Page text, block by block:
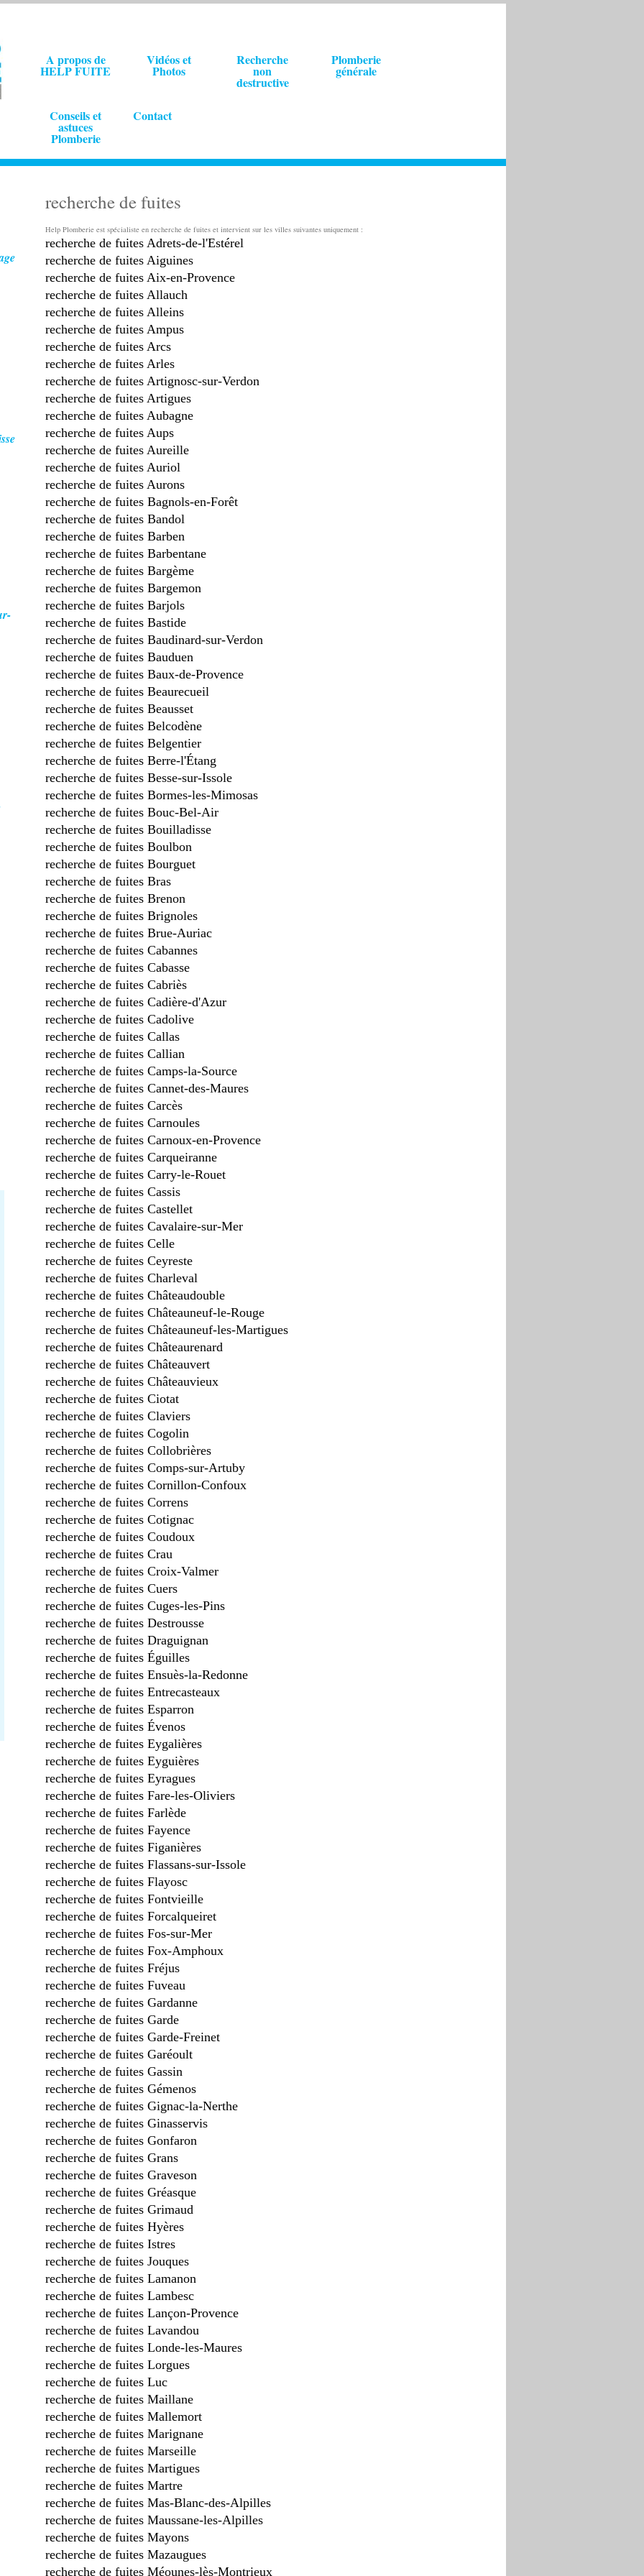
A propos de
HELP FUITE
Vidéos et
Photos
Recherche
non
destructive
Plomberie
générale
Conseils et
astuces
Plomberie
Contact
recherche de fuites
Help Plomberie est spécialiste en recherche de fuites et intervient sur les villes suivantes uniquement :
recherche de fuites Adrets-de-l'Estérel
recherche de fuites Aiguines
recherche de fuites Aix-en-Provence
recherche de fuites Allauch
recherche de fuites Alleins
recherche de fuites Ampus
recherche de fuites Arcs
recherche de fuites Arles
recherche de fuites Artignosc-sur-Verdon
recherche de fuites Artigues
recherche de fuites Aubagne
recherche de fuites Aups
recherche de fuites Aureille
recherche de fuites Auriol
recherche de fuites Aurons
recherche de fuites Bagnols-en-Forêt
recherche de fuites Bandol
recherche de fuites Barben
recherche de fuites Barbentane
recherche de fuites Bargème
recherche de fuites Bargemon
recherche de fuites Barjols
recherche de fuites Bastide
recherche de fuites Baudinard-sur-Verdon
recherche de fuites Bauduen
recherche de fuites Baux-de-Provence
recherche de fuites Beaurecueil
recherche de fuites Beausset
recherche de fuites Belcodène
recherche de fuites Belgentier
recherche de fuites Berre-l'Étang
recherche de fuites Besse-sur-Issole
recherche de fuites Bormes-les-Mimosas
recherche de fuites Bouc-Bel-Air
recherche de fuites Bouilladisse
recherche de fuites Boulbon
recherche de fuites Bourguet
recherche de fuites Bras
recherche de fuites Brenon
recherche de fuites Brignoles
recherche de fuites Brue-Auriac
recherche de fuites Cabannes
recherche de fuites Cabasse
recherche de fuites Cabriès
recherche de fuites Cadière-d'Azur
recherche de fuites Cadolive
recherche de fuites Callas
recherche de fuites Callian
recherche de fuites Camps-la-Source
recherche de fuites Cannet-des-Maures
recherche de fuites Carcès
recherche de fuites Carnoules
recherche de fuites Carnoux-en-Provence
recherche de fuites Carqueiranne
recherche de fuites Carry-le-Rouet
recherche de fuites Cassis
recherche de fuites Castellet
recherche de fuites Cavalaire-sur-Mer
recherche de fuites Celle
recherche de fuites Ceyreste
recherche de fuites Charleval
recherche de fuites Châteaudouble
recherche de fuites Châteauneuf-le-Rouge
recherche de fuites Châteauneuf-les-Martigues
recherche de fuites Châteaurenard
recherche de fuites Châteauvert
recherche de fuites Châteauvieux
recherche de fuites Ciotat
recherche de fuites Claviers
recherche de fuites Cogolin
recherche de fuites Collobrières
recherche de fuites Comps-sur-Artuby
recherche de fuites Cornillon-Confoux
recherche de fuites Correns
recherche de fuites Cotignac
recherche de fuites Coudoux
recherche de fuites Crau
recherche de fuites Croix-Valmer
recherche de fuites Cuers
recherche de fuites Cuges-les-Pins
recherche de fuites Destrousse
recherche de fuites Draguignan
recherche de fuites Éguilles
recherche de fuites Ensuès-la-Redonne
recherche de fuites Entrecasteaux
recherche de fuites Esparron
recherche de fuites Évenos
recherche de fuites Eygalières
recherche de fuites Eyguières
recherche de fuites Eyragues
recherche de fuites Fare-les-Oliviers
recherche de fuites Farlède
recherche de fuites Fayence
recherche de fuites Figanières
recherche de fuites Flassans-sur-Issole
recherche de fuites Flayosc
recherche de fuites Fontvieille
recherche de fuites Forcalqueiret
recherche de fuites Fos-sur-Mer
recherche de fuites Fox-Amphoux
recherche de fuites Fréjus
recherche de fuites Fuveau
recherche de fuites Gardanne
recherche de fuites Garde
recherche de fuites Garde-Freinet
recherche de fuites Garéoult
recherche de fuites Gassin
recherche de fuites Gémenos
recherche de fuites Gignac-la-Nerthe
recherche de fuites Ginasservis
recherche de fuites Gonfaron
recherche de fuites Grans
recherche de fuites Graveson
recherche de fuites Gréasque
recherche de fuites Grimaud
recherche de fuites Hyères
recherche de fuites Istres
recherche de fuites Jouques
recherche de fuites Lamanon
recherche de fuites Lambesc
recherche de fuites Lançon-Provence
recherche de fuites Lavandou
recherche de fuites Londe-les-Maures
recherche de fuites Lorgues
recherche de fuites Luc
recherche de fuites Maillane
recherche de fuites Mallemort
recherche de fuites Marignane
recherche de fuites Marseille
recherche de fuites Martigues
recherche de fuites Martre
recherche de fuites Mas-Blanc-des-Alpilles
recherche de fuites Maussane-les-Alpilles
recherche de fuites Mayons
recherche de fuites Mazaugues
recherche de fuites Méounes-lès-Montrieux